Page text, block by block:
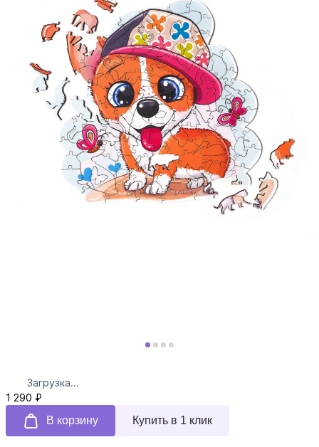
Загрузка...
1 290 ₽
В корзину
Купить в 1 клик